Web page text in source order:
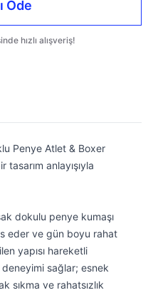
Penye Atlet & Boxer
tasarım anlayışıyla
dokulu penye kumaşı
eder ve gün boyu rahat
yapısı hareketli
sağlar; esnek
sıkma ve rahatsızlık